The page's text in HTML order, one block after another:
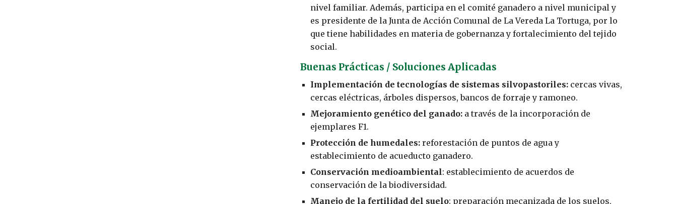
nivel familiar. Además, participa en el comité ganadero a nivel municipal y
es presidente de la Junta de Acción Comunal de La Vereda La Tortuga, por lo
que tiene habilidades en materia de gobernanza y fortalecimiento del tejido
social.
Buenas Prácticas / Soluciones Aplicadas
Implementación de tecnologías de sistemas silvopastoriles: cercas vivas,
cercas eléctricas, árboles dispersos, bancos de forraje y ramoneo.
Mejoramiento genético del ganado: a través de la incorporación de
ejemplares F1.
Protección de humedales:reforestación de puntos de agua y
establecimiento de acueducto ganadero.
Conservación medioambiental: establecimiento de acuerdos de
conservación de la biodiversidad.
Manejo de la fertilidad del suelo: preparación mecanizada de los suelos,